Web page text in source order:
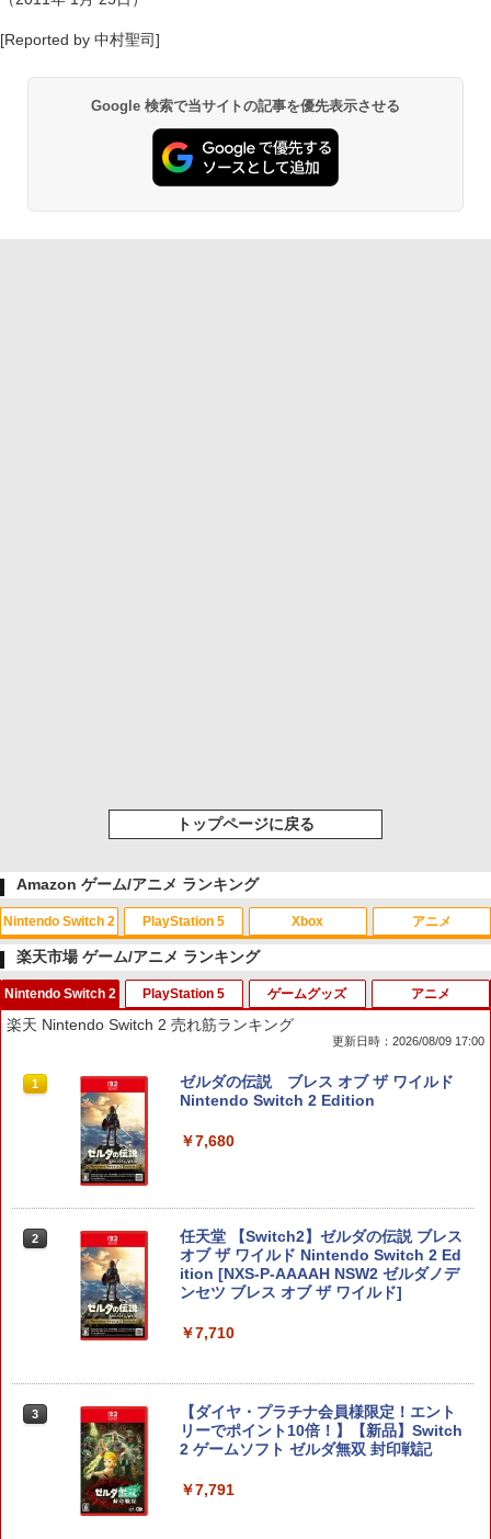
[Reported by 中村聖司]
Google 検索で当サイトの記事を優先表示させる
トップページに戻る
Amazon ゲーム/アニメ ランキング
Nintendo Switch 2
1
スプラトゥーン レイダース|オンライン
コード版
￥6,447
ニンテンドープリペイド番号 9000円|オ
ンラインコード版
PlayStation 5
1
PlayStation 5 デジタル・エディション
日本語専用 Console Language: Japan
ese only (CFI-2200B01)
￥55,000
￥7,286
J) PlayStation 5
￥11,849
【純正品】DualSense ワイヤレスコン
ZCT2J01)
Xbox
1
【純正品】Xbox ワイヤレス コントロー
ラー + USB-C® ケーブル
【純正品】Xbox ワイヤレス コントロー
￥7,681
【純正品】Xbox ワイヤレス コントロー
ラー (カーボンブラック)
￥8,020
4
【純正品】Xbox 充電式バッテリー + US
B-C ケーブル
￥2,618
アニメ
1
劇場版「鬼滅の刃」無限城編 第一章 猗
窩座再来 通常版 [Blu-ray]
￥3,523
第三章 蛇神 (Amazon.co.jp限定オリジ
り来たる！スタジオ描き下ろしイラスト
ボード付) [Blu-ray]
楽天市場 ゲーム/アニメ ランキング
Nintendo Switch 2
楽天 Nintendo Switch 2 売れ筋ランキング
更新日時：2026/08/09 17:00
1
ゼルダの伝説 ブレス オブ ザ ワイルド
Nintendo Switch 2 Edition
￥7,680
2
任天堂 【Switch2】ゼルダの伝説 ブレス
オブ ザ ワイルド Nintendo Switch 2 Ed
ition [NXS-P-AAAAH NSW2 ゼルダノデ
ンセツ ブレス オブ ザ ワイルド]
￥7,710
3
【ダイヤ・プラチナ会員様限定！エント
リーでポイント10倍！】【新品】Switch
2 ゲームソフト ゼルダ無双 封印戦記
￥7,791
PlayStation 5 ゲームグッズ アニメ